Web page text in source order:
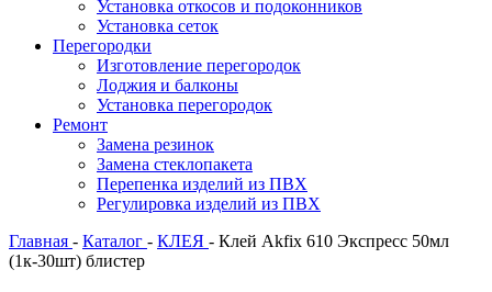
Установка откосов и подоконников
Установка сеток
Перегородки
Изготовление перегородок
Лоджия и балконы
Установка перегородок
Ремонт
Замена резинок
Замена стеклопакета
Перепенка изделий из ПВХ
Регулировка изделий из ПВХ
Главная - Каталог - КЛЕЯ - Клей Akfix 610 Экспресс 50мл
(1к-30шт) блистер